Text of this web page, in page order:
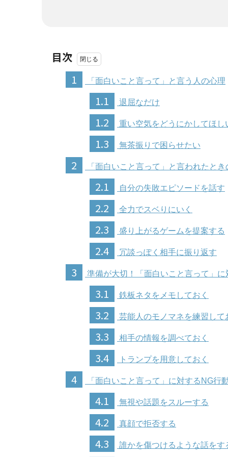
目次
1
「面白いこと言って」と言う人の心理
1.1 退屈なだけ
1.2 重い空気をどうにかしてほし
1.3 無茶振りで困らせたい
2 「面白いこと言って」と言われたとき
2.1 自分の失敗エピソードを話す
2.2 全力でスベりにいく
2.3 盛り上がるゲームを提案する
2.4 冗談っぽく相手に振り返す
3 準備が大切！「面白いこと言って」に
3.1 鉄板ネタをメモしておく
3.2 芸能人のモノマネを練習して
3.3 相手の情報を調べておく
3.4 トランプを用意しておく
4 「面白いこと言って」に対するNG行
4.1 無視や話題をスルーする
4.2 真顔で拒否する
4.3 誰かを傷つけるような話をす